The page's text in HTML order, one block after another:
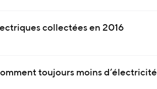
collectées en 2016
toujours moins d’électricité